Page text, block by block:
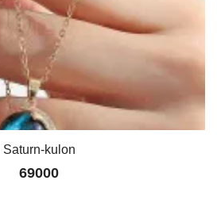
Saturn-kulon
69000